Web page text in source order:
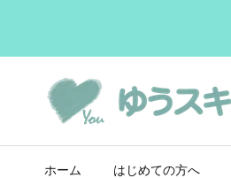
ホーム はじめての方へ